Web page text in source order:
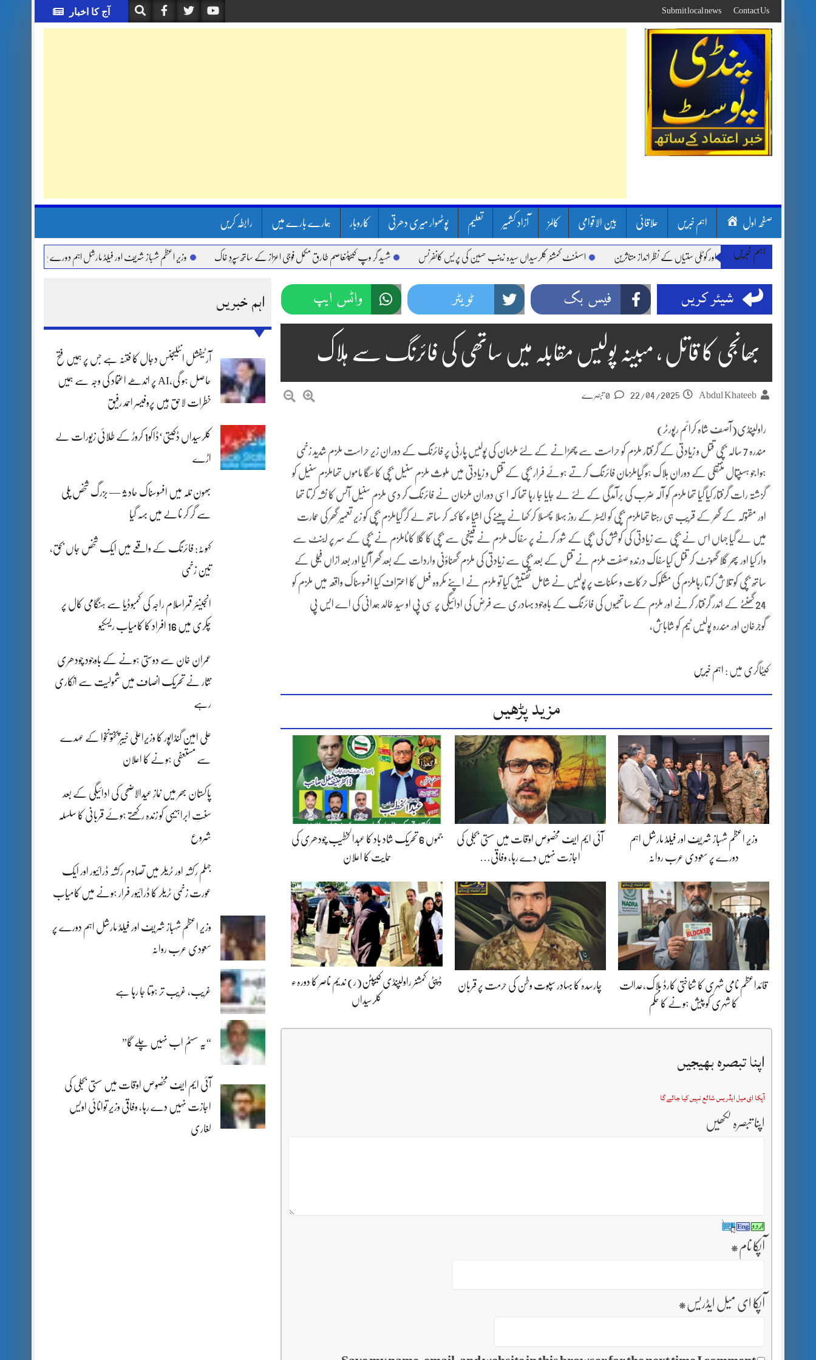
to
content
آج کا اخبار Contact Us
Submit local news
صفحہ اول اہم خبریں علاقائی بین الاقوامی کالمز آزاد کشمیر تعلیم پوٹھوار میری دھرتی کاروبار ہمارے بارے میں رابطہ کریں
اہم خبریں
بارشیں، لینڈ سلائیڈنگ اور کوٹلی ستیاں کے نظر انداز متاثرین اسسٹنٹ کمشنر کلرسیداں سیدہ زینب حسین کی پریس کانفرنس شہید گر وپ کیپٹنعاصم طارق مکمل فوجی اعزاز کے ساتھ سپردِ خاک وزیر اعظم شہباز شریف اور فیلڈ مارشل اہم دورے پر سعودی عرب روانہ
اہم خبریں
آرٹیفشل انٹلیجنس دجال کا فتنہ ہے جس پر ہمیں فتح
حاصل ہو گی،AI پر اندھے اعتماد کی وجہ سے ہمیں
خطرات لاحق ہیں پروفیسر احمد رفیق
کلرسیداں ڈکیتی‘ڈاکو1 کروڑ کے طلائی زیورات لے
اڑے
بھون نلہ میں افسوسناک حادثہ — بزرگ شخص پلی
سے گر کر نالے میں بہہ گیا
کہوٹہ: فائرنگ کے واقعے میں ایک شخص جاں بحق،
تین زخمی
انجینئر قمراسلام راجہ کی کمبوڈیا سے ہنگامی کال پر
چکری میں 16 افراد کا کامیاب ریسکیو
عمران خان سے دوستی ہونے کے باوجود چودھری
نثار نے تحریک انصاف میں شمولیت سے انکاری
رہے
علی امین گنڈاپور کا وزیراعلیٰ خیبرپختونخوا کے عہدے
سے مستعفی ہونے کا اعلان
پاکستان بھر میں نمازِ عیدالاضحی کی ادائیگی کے بعد
سنتِ ابراہیمی کو زندہ رکھتے ہوئے قربانی کا سلسلہ
شروع
جہلم رکشہ اور ٹریلر میں تصادم رکشہ ڈرائیور اور ایک
عورت زخمی ٹریلر کا ڈرائیور فرار ہونے میں کامیاب
وزیر اعظم شہباز شریف اور فیلڈ مارشل اہم دورے پر
سعودی عرب روانہ
غریب، غریب تر ہوتا جا رہا ہے
“یہ سسٹم اب نہیں چلے گا”
آئی ایم ایف مخصوص اوقات میں سستی بجلی کی
اجازت نہیں دے رہا، وفاقی وزیر توانائی اویس
لغاری
شیئر کریں فیس بک ٹویٹر واٹس ایپ
بھانجی کا قاتل ، مبینہ پولیس مقابلہ میں ساتھی کی فائرنگ سے ہلاک
Abdul Khateeb
22/04/2025
راولپنڈی(آصف شاہ کرائم رپورٹر)
مندرہ 7 سالہ بچی قتل و زیادتی کے گرفتار ملزم کو حراست سے چھڑانے کے لئے ملزمان کی پولیس پارٹی پر فائرنگ کے دوران زیر حراست ملزم شدید زخمی
ہوا جو ہسپتال منتقلی کے دوران ہلاک ہو گیاملزمان فائرنگ کرتے ہوئے فرار بچی کے قتل و زیادتی میں ملوث ملزم سنیل بچی کا سگا ماموں تھاملزم سنیل کو
گزشتہ رات گرفتار کیا گیا تھا ملزم کو آلہ ضرب کی برآمدگی کے لئے لے جایا جا رہا تھا کہ اسی دوران ملزمان نے فائرنگ کر دی ملزم سنیل آئس کا نشہ کرتا تھا
اور مقتولہ کے گھر کے قریب ہی رہتا تھاملزم بچی کو ایسٹر کے روز بہلا پھسلا کر کھانے پینے کی اشیاء کا کہہ کر ساتھ لے کر گیاملزم بچی کو زیر تعمیر گھر کی عمارت
میں لے گیا جہاں اس نے بچی سے زیادتی کی کوشش کی بچی کے شور کرنے پر سفاک ملزم نے قینچی سے بچی کا گلا کاٹاملزم نے بچی کے سر پر اینٹ سے
وار کیا اور پھر گلا گھونٹ کر قتل کیاسفاک درندہ صفت ملزم نے قتل کے بعد بچی سے زیادتی کی ملزم گھناؤنی واردات کے بعد گھر آ گیا اور بعد ازاں فیملی کے
ساتھ بچی کو تلاش کرتا رہاملزم کی مشکوک حرکات و سکنات پر پولیس نے شامل تفتیش کیا تو ملزم نے اپنے مکروہ فعل کا اعتراف کیا افسوسناک واقعہ میں ملزم کو
24 گھنٹے کے اندر گرفتار کرنے اور ملزم کے ساتھیوں کی فائرنگ کے باوجود بہادری سے فرض کی ادائیگی پر سی پی او سید خالد ہمدانی کی اے ایس پی
گوجرخان اور مندرہ پولیس ٹیم کو شاباش،
کیٹاگری میں : اہم خبریں
مزید پڑھیں
وزیر اعظم شہباز شریف اور فیلڈ مارشل اہم
دورے پر سعودی عرب روانہ
آئی ایم ایف مخصوص اوقات میں سستی بجلی کی
اجازت نہیں دے رہا، وفاقی…
جموں 6 تحریک شاد باد کا عبدالخطیب چودھری کی
حمایت کا اعلان
قائداعظم نامی شہری کا شناختی کارڈ بلاک،عدالت
کا شہری کو پیش ہونے کا حکم
چارسدہ کا بہادر سپوت وطن کی حرمت پر قربان
ڈپٹی کمشنر راولپنڈی کیپٹن(ر) ندیم ناصر کا دورہء
کلرسیداں
اپنا تبصرہ بھیجیں
آپکا ای میل ایڈریس شائع نہیں کیا جائے گا
اپنا تبصرہ لکھیں
آپکا نام *
آپکا ای میل ایڈریس *